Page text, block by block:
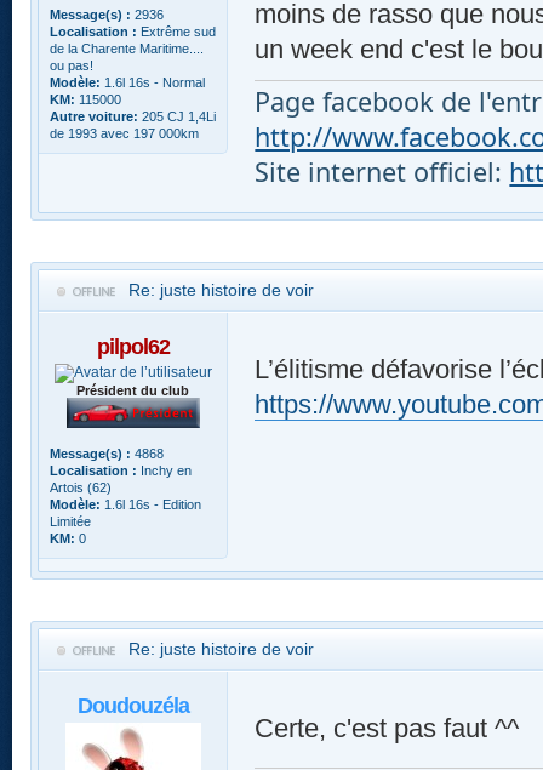
Message(s) : 2936
Localisation : Extrême sud
de la Charente Maritime....
ou pas!
Modèle: 1.6l 16s - Normal
KM: 115000
Autre voiture: 205 CJ 1,4Li
de 1993 avec 197 000km
moins de rasso que
un week end c'est le
Page facebook de
http://
Site internet officiel:
Re: juste histoire de voir
pilpol62
Président du club
Message(s) : 4868
Localisation : Inchy en
Artois (62)
Modèle: 1.6l 16s - Edition
Limitée
KM: 0
L’élitisme défavorise
https://
Re: juste histoire de voir
Doudouzéla
Certe, c'est pas faut ^^